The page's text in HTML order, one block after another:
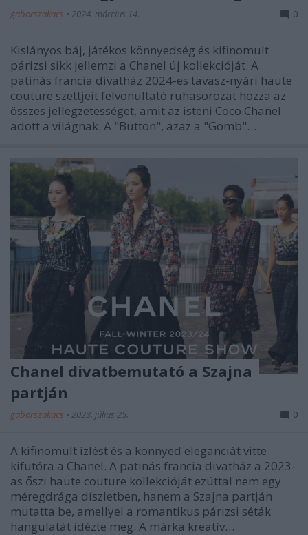
gaborszakacs • 2024. március 14. 0
Kislányos báj, játékos könnyedség és kifinomult
párizsi sikk jellemzi a Chanel új kollekcióját. A
patinás francia divatház 2024-es tavasz-nyári haute
couture szettjeit felvonultató ruhasorozat hozza az
összes jellegzetességet, amit az isteni Coco Chanel
adott a világnak. A "Button", azaz a "Gomb"…
Chanel divatbemutató a Szajna
partján
gaborszakacs • 2023. július 25. 0
A kifinomult ízlést és a könnyed eleganciát vitte
kifutóra a Chanel. A patinás francia divatház a 2023-
as őszi haute couture kollekcióját ezúttal nem egy
méregdrága díszletben, hanem a Szajna partján
mutatta be, amellyel a romantikus párizsi séták
hangulatát idézte meg. A márka kreatív…